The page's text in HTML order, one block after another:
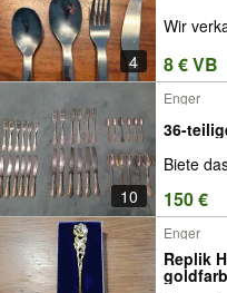
4
Wir
8 € VB
10
Enger
36-
Biete
150 €
Enger
Replik